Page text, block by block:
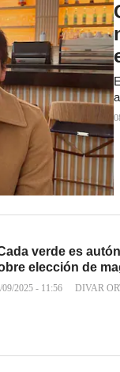
verde es
elección de
09/2025 - 11:56 DIVAR